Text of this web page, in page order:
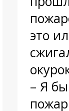
это
– Я